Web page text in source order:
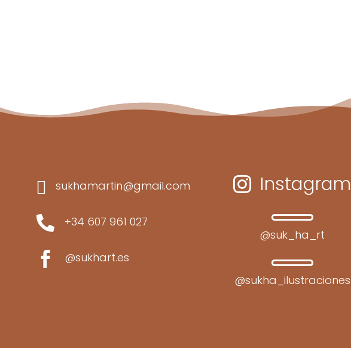
 sukhamartin@gmail.com
 +34 607 961 027
 @sukhart.es
 Instagram
@suk_ha_rt
@sukha_ilustraciones